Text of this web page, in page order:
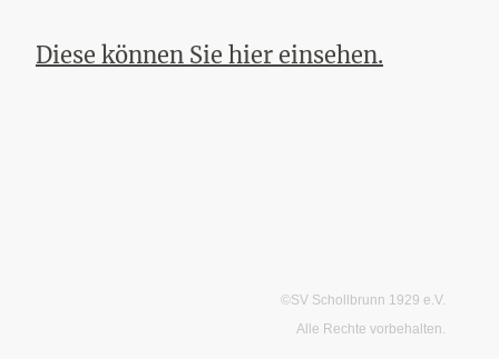
Diese können Sie hier einsehen.
©SV Schollbrunn 1929 e.V.
Alle Rechte vorbehalten.